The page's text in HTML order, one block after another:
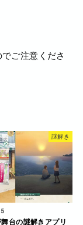
ご注意くださ
謎解き
台の謎解きアプリ